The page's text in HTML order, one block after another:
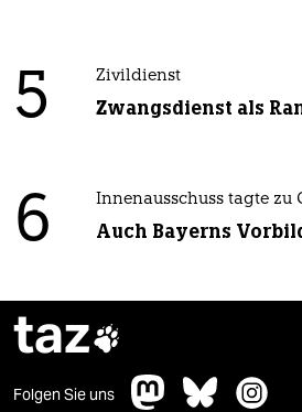
5 Zivildienst
Zwangsdienst als
6 Innenausschuss tagte zu
Auch Bayerns
taz
Folgen Sie uns